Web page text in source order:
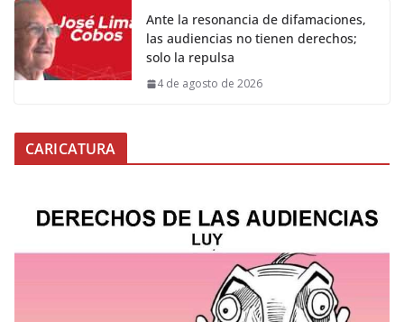
Ante la resonancia de difamaciones,
las audiencias no tienen derechos;
solo la repulsa
4 de agosto de 2026
CARICATURA